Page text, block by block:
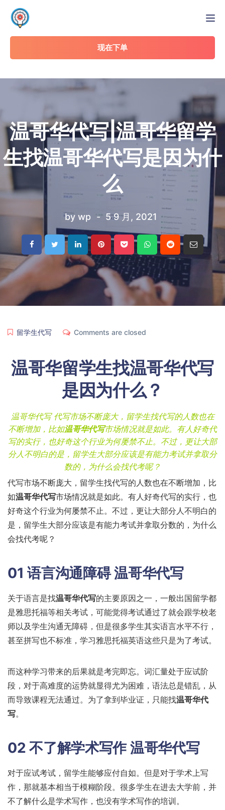
现在下单
温哥华代写|温哥华留学
生找温哥华代写是因为什
么
by wp 5 9 月, 2021
留学生代写 Comments are closed
温哥华留学生找温哥华代写
是因为什么？
温哥华代写 代写市场不断庞大，留学生找代写的人数也在
不断增加，比如温哥华代写市场情况就是如此。有人好奇代
写的实行，也好奇这个行业为何屡禁不止。不过，更让大部
分人不明白的是，留学生大部分应该是有能力考试并拿取分
数的，为什么会找代考呢？
代写市场不断庞大，留学生找代写的人数也在不断增加，比
如温哥华代写市场情况就是如此。有人好奇代写的实行，也
好奇这个行业为何屡禁不止。不过，更让大部分人不明白的
是，留学生大部分应该是有能力考试并拿取分数的，为什么
会找代考呢？
01 语言沟通障碍 温哥华代写
关于语言是找温哥华代写的主要原因之一，一般出国留学都
是雅思托福等相关考试，可能觉得考试通过了就会跟学校老
师以及学生沟通无障碍，但是很多学生其实语言水平不行，
甚至拼写也不标准，学习雅思托福英语这些只是为了考试。
而这种学习带来的后果就是考完即忘。词汇量处于应试阶
段，对于高难度的运势就显得尤为困难，语法总是错乱，从
而导致课程无法通过。为了拿到毕业证，只能找温哥华代
写。
02 不了解学术写作 温哥华代写
对于应试考试，留学生能够应付自如。但是对于学术上写
作，那就基本相当于模糊阶段。很多学生在进去大学前，并
不了解什么是学术写作，也没有学术写作的培训。